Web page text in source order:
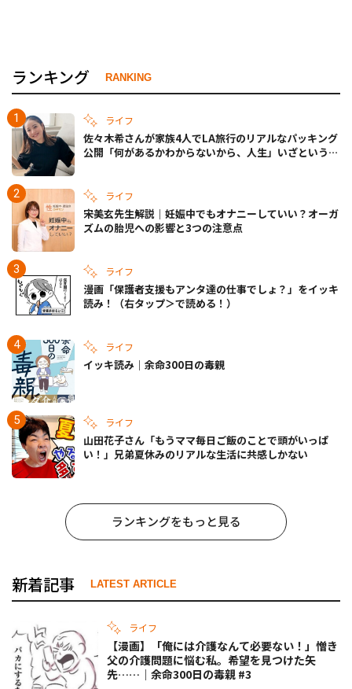
ランキング RANKING
ライフ
佐々木希さんが家族4人でLA旅行のリアルなパッキング
公開「何があるかわからないから、人生」いざというと
ライフ
宋美玄先生解説｜妊娠中でもオナニーしていい？オーガ
ズムの胎児への影響と3つの注意点
ライフ
漫画「保護者支援もアンタ達の仕事でしょ？」をイッキ
読み！（右タップ＞で読める！）
ライフ
イッキ読み｜余命300日の毒親
ライフ
山田花子さん「もうママ毎日ご飯のことで頭がいっぱ
い！」兄弟夏休みのリアルな生活に共感しかない
ランキングをもっと見る
新着記事 LATEST ARTICLE
ライフ
【漫画】「俺には介護なんて必要ない！」憎き
父の介護問題に悩む私。希望を見つけた矢
先……｜余命300日の毒親 #3